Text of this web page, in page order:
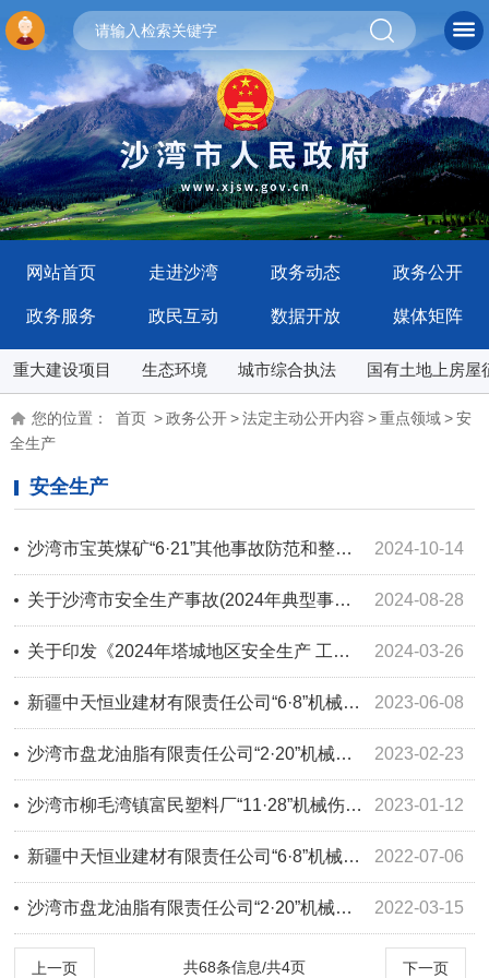
网站首页 走进沙湾 政务动态 政务公开
政务服务 政民互动 数据开放 媒体矩阵
重大建设项目 生态环境 城市综合执法 国有土地上房屋
您的位置： 首页 >政务公开>法定主动公开内容 >重点领域>安
全生产
安全生产
2024-10-14
沙湾市宝英煤矿“6·21”其他事故防范和整改措施落实情况评估报告
2024-08-28
关于沙湾市安全生产事故(2024年典型事故通报、事故调查报告)信息公开事项的情况说明
2024-03-26
关于印发《2024年塔城地区安全生产 工作要点》的通知
2023-06-08
新疆中天恒业建材有限责任公司“6·8”机械伤害事故评估报告
2023-02-23
沙湾市盘龙油脂有限责任公司“2·20”机械伤害事故评估报告
2023-01-12
沙湾市柳毛湾镇富民塑料厂“11·28”机械伤害事故调查报告
2022-07-06
新疆中天恒业建材有限责任公司“6·8”机械伤害事故调查报告
2022-03-15
沙湾市盘龙油脂有限责任公司“2·20”机械伤害事故调查报告
上一页 下一页
共68条信息/共4页